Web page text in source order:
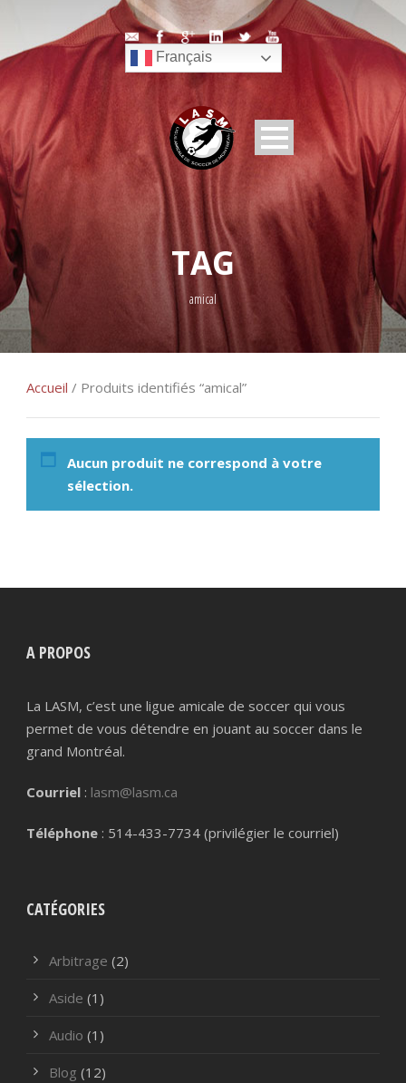
Français
TAG
amical
Accueil / Produits identifiés “amical”
Aucun produit ne correspond à votre
sélection.
A PROPOS
La LASM, c’est une ligue amicale de soccer qui vous
permet de vous détendre en jouant au soccer dans le
grand Montréal.
Courriel : lasm@lasm.ca
Téléphone : 514-433-7734 (privilégier le courriel)
CATÉGORIES
Arbitrage (2)
Aside (1)
Audio (1)
Blog (12)